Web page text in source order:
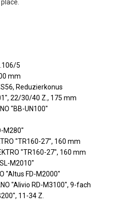
5
mm
Reduzierkonus
22/30/40 Z., 175 mm
"BB-UN100"
M280"
"TR160-27", 160 mm
"TR160-27", 160 mm
M2010"
"Altus FD-M2000"
"Alivio RD-M3100", 9-fach
11-34 Z.